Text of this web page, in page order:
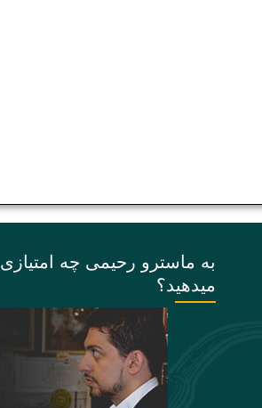
به ماسترو رحیمی چه امتیازی
میدهید؟